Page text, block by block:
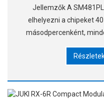
Jellemzők A
elhelyezni a chipeket 40
másodpercenként,
felismerő